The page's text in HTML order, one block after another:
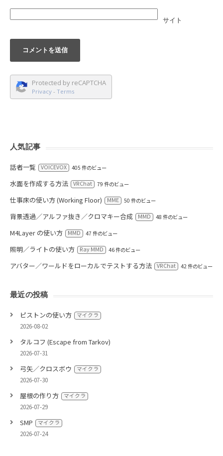
サイト
Protected by reCAPTCHA
Privacy - Terms
人気記事
話者一覧 VOICEVOX 405 件のビュー
水面を作成する方法 VRChat 79 件のビュー
仕事床の使い方 (Working Floor) MME 50 件のビュー
背景透過／アルファ抜き／クロマキー合成 MMD 48 件のビュー
M4Layer の使い方 MMD 47 件のビュー
照明／ライトの使い方 Ray MMD 46 件のビュー
アバター／ワールドをローカルでテストする方法 VRChat 42 件のビュー
最近の投稿
ピストンの使い方 マイクラ
2026-08-02
タルコフ (Escape from Tarkov)
2026-07-31
弓矢／クロスボウ マイクラ
2026-07-30
屋根の作り方 マイクラ
2026-07-29
SMP マイクラ
2026-07-24